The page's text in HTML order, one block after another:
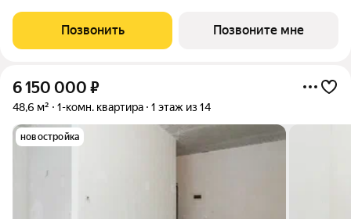
массивом, на пересечении улиц Тюменская и Сергея
Джанбровского.
Позвонить Позвоните мне
6 150 000 ₽
48,6 м² 1-комн. квартира 1 этаж из 14
новостройка